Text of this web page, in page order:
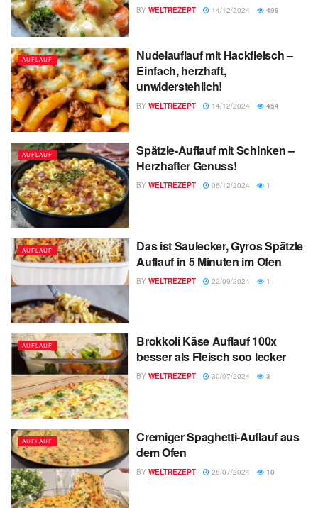
BY WELTREZEPT 14/12/2024 499
AUFLAUF
Nudelauflauf mit Hackfleisch –
Einfach, herzhaft,
unwiderstehlich!
BY WELTREZEPT 14/12/2024 454
AUFLAUF
Spätzle-Auflauf mit Schinken –
Herzhafter Genuss!
BY WELTREZEPT 06/12/2024 1
AUFLAUF
Das ist Saulecker, Gyros Spätzle
Auflauf in 5 Minuten im Ofen
BY WELTREZEPT 22/09/2024 1
AUFLAUF
Brokkoli Käse Auflauf 100x
besser als Fleisch soo lecker
BY WELTREZEPT 30/07/2024 3
AUFLAUF
Cremiger Spaghetti-Auflauf aus
dem Ofen
BY WELTREZEPT 25/07/2024 10